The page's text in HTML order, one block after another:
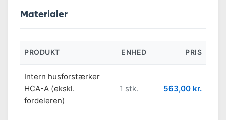
Materialer
PRODUKT ENHED PRIS
Intern husforstærker
HCA-A (ekskl.
fordeleren)
1 stk. 563,00 kr.